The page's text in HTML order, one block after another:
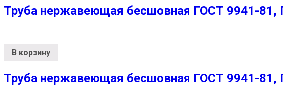
Труба нержавеющая бесшовная ГОСТ 9941-
В корзину
Труба нержавеющая бесшовная ГОСТ 9941-